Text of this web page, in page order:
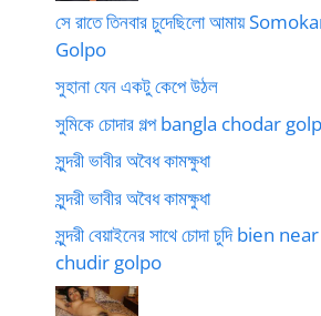
সে রাতে তিনবার চুদেছিলো আমায়
Golpo
সুহানা যেন একটু কেপে উঠল
সুমিকে চোদার গল্প bangla chodar
সুন্দরী ভাবীর অবৈধ কামক্ষুধা
সুন্দরী ভাবীর অবৈধ কামক্ষুধা
সুন্দরী বেয়াইনের সাথে চোদা চুদি bien
chudir golpo